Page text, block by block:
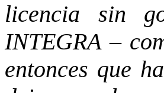
licencia sin
INTEGRA –
entonces que